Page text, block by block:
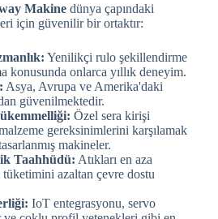
Makinedünya çapındaki
için güvenilir bir ortaktır:
Yenilikçi rulo şekillendirme
konusunda onlarca yıllık deneyim.
Asya, Avrupa ve Amerika'daki
güvenilmektedir.
Özel sera kirişi
malzeme gereksinimlerini karşılamak
makineler.
Taahhüdü: Atıkları en aza
azaltan çevre dostu
IoT entegrasyonu, servo